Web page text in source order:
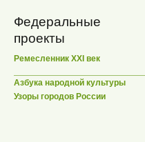
Федеральные
проекты
Ремесленник XXI век
Азбука народной культуры
Узоры городов России